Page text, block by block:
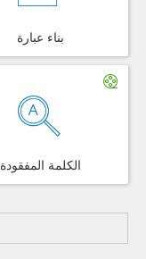
بناء عبارة
الكلمة المفقودة